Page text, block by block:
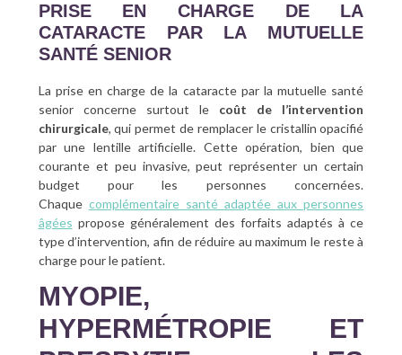
PRISE EN CHARGE DE LA
CATARACTE PAR LA MUTUELLE
SANTÉ SENIOR
La prise en charge de la cataracte par la mutuelle santé
senior concerne surtout le coût de l’intervention
chirurgicale, qui permet de remplacer le cristallin opacifié
par une lentille artificielle. Cette opération, bien que
courante et peu invasive, peut représenter un certain
budget pour les personnes concernées.
Chaque complémentaire santé adaptée aux personnes
âgées propose généralement des forfaits adaptés à ce
type d’intervention, afin de réduire au maximum le reste à
charge pour le patient.
MYOPIE,
HYPERMÉTROPIE ET